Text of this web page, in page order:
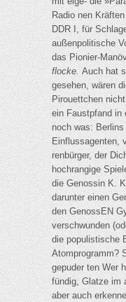
Radio nen
DDR I, für
außenpolitische
das Pionier-
flocke.Auch hat
gesehen, wären
Pirouettchen
ein Faustpfand in
noch was:
Einflussagenten,
renbürger, der
hochrangige
die Genossin K.
darunter einen
den GenossEN
verschwunden
die populistische
Atomprogramm?
gepuder ten Wer
fündig, Glatze im
aber auch